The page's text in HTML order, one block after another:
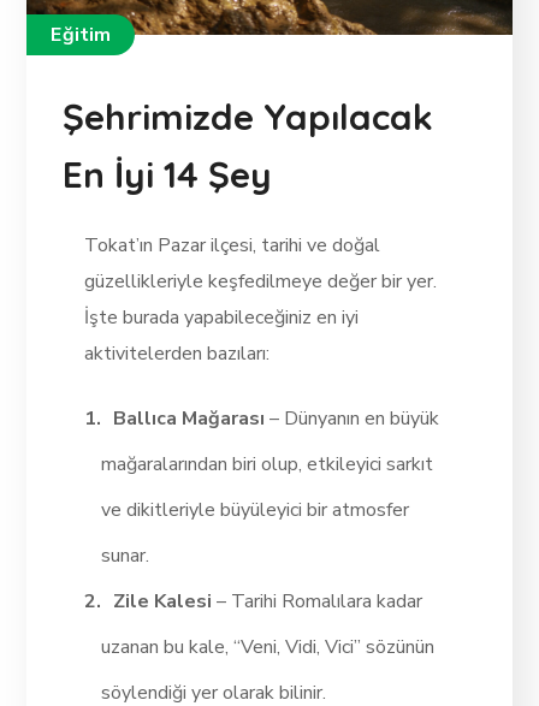
Eğitim
Şehrimizde Yapılacak
En İyi 14 Şey
Tokat’ın Pazar ilçesi, tarihi ve doğal
güzellikleriyle keşfedilmeye değer bir yer.
İşte burada yapabileceğiniz en iyi
aktivitelerden bazıları:
Ballıca Mağarası – Dünyanın en büyük
mağaralarından biri olup, etkileyici sarkıt
ve dikitleriyle büyüleyici bir atmosfer
sunar.
Zile Kalesi – Tarihi Romalılara kadar
uzanan bu kale, “Veni, Vidi, Vici” sözünün
söylendiği yer olarak bilinir.